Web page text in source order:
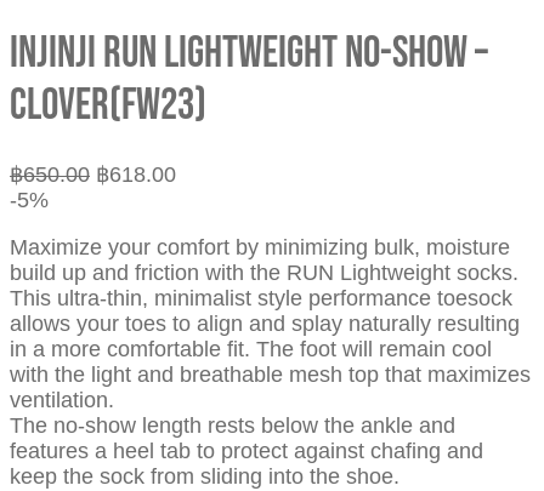
INJINJI RUN LIGHTWEIGHT NO-SHOW –
CLOVER(FW23)
฿650.00 ฿618.00
-5%
Maximize your comfort by minimizing bulk, moisture
build up and friction with the RUN Lightweight socks.
This ultra-thin, minimalist style performance toesock
allows your toes to align and splay naturally resulting
in a more comfortable fit. The foot will remain cool
with the light and breathable mesh top that maximizes
ventilation.
The no-show length rests below the ankle and
features a heel tab to protect against chafing and
keep the sock from sliding into the shoe.